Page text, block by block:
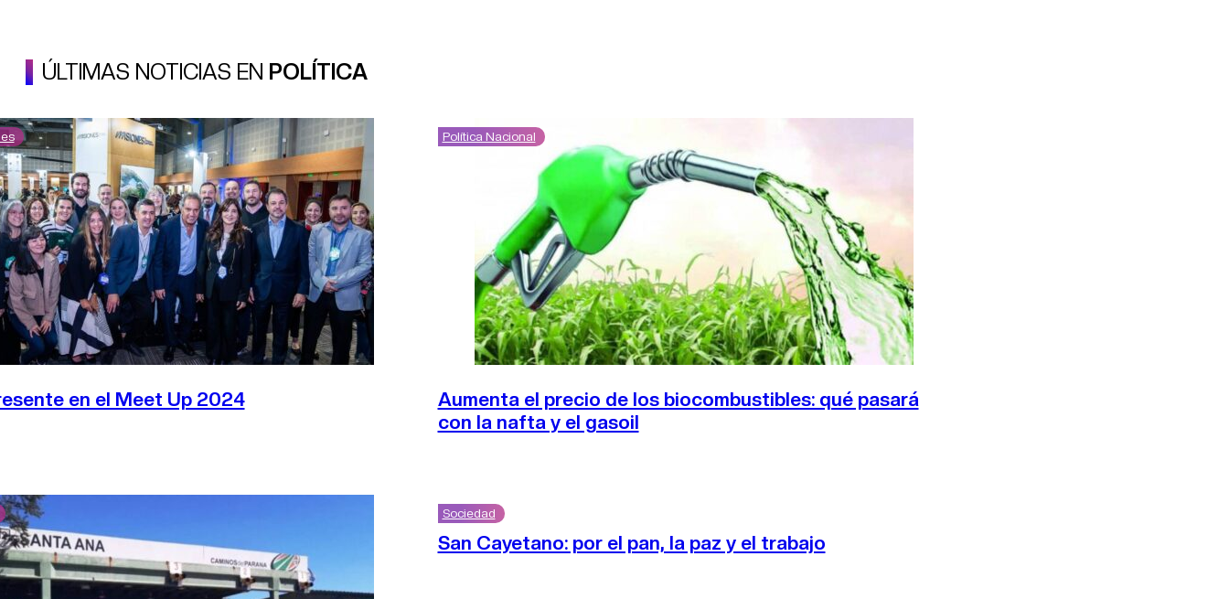
ÚLTIMAS NOTICIAS EN POLÍTICA
en el Meet Up 2024
Política Nacional
Aumenta el precio de los biocombustibles: qué pasará
con la nafta y el gasoil
Sociedad
San Cayetano: por el pan, la paz y el trabajo